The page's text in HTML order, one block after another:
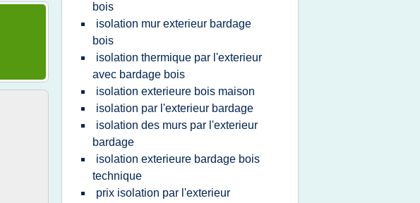
bois
isolation mur exterieur bardage
bois
isolation thermique par l'exterieur
avec bardage bois
isolation exterieure bois maison
isolation par l'exterieur bardage
isolation des murs par l'exterieur
bardage
isolation exterieure bardage bois
technique
prix isolation par l'exterieur